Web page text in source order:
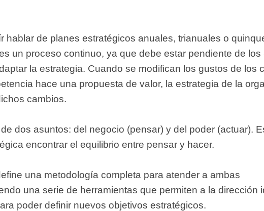
hablar de planes estratégicos anuales, trianuales o
un proceso continuo, ya que debe estar pendiente de los
la estrategia. Cuando se modifican los gustos de los
hace una propuesta de valor, la estrategia de la
cambios.
dos asuntos: del negocio (pensar) y del poder (actuar).
encontrar el equilibrio entre pensar y hacer.
una metodología completa para atender a ambas
una serie de herramientas que permiten a la dirección
poder definir nuevos objetivos estratégicos.